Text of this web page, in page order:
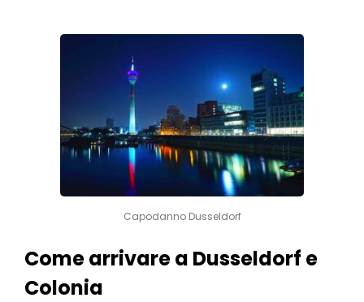
Capodanno Dusseldorf
Come arrivare a Dusseldorf e
Colonia